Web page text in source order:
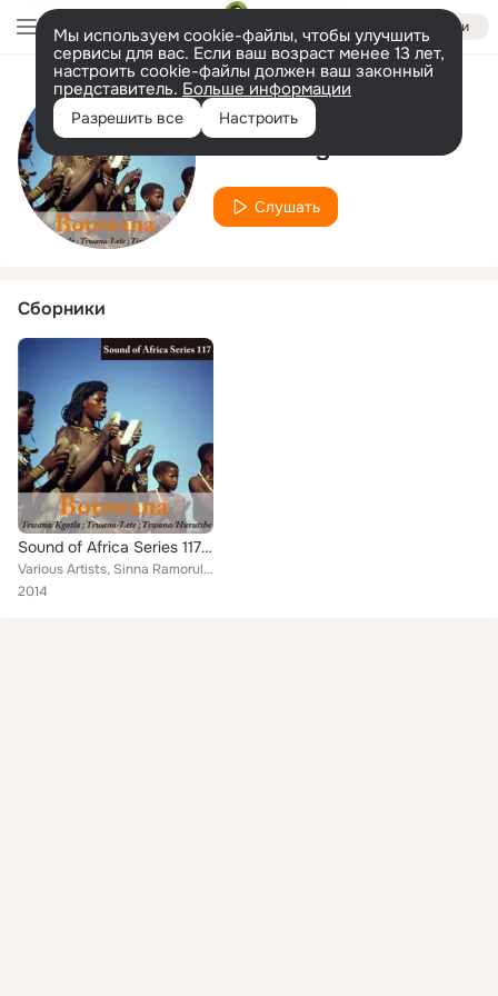
Войти
Мы используем cookie-файлы, чтобы улучшить
сервисы для вас. Если ваш возраст менее 13 лет,
настроить cookie-файлы должен ваш законный
представитель. Больше информации
Разрешить все Настроить
Исполнитель
Stone Kgaswe
Слушать
Сборники
Sound of Africa Series 117: Botswana (Tswana/Kgatla/Lete/Hurutshe)
Various Artists, Sinna Ramorula, Lisi Mulani, Gwendoline Kaitsane, Modiseng, Mishack Sehuneo, Group of Small Boys and Girls, Mos...
2014